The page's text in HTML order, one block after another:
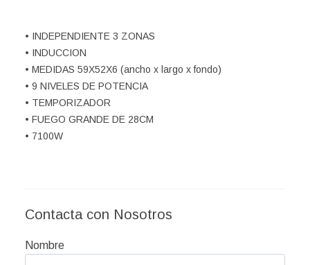
• INDEPENDIENTE 3 ZONAS
• INDUCCION
• MEDIDAS 59X52X6 (ancho x largo x fondo)
• 9 NIVELES DE POTENCIA
• TEMPORIZADOR
• FUEGO GRANDE DE 28CM
• 7100W
Contacta con Nosotros
Nombre